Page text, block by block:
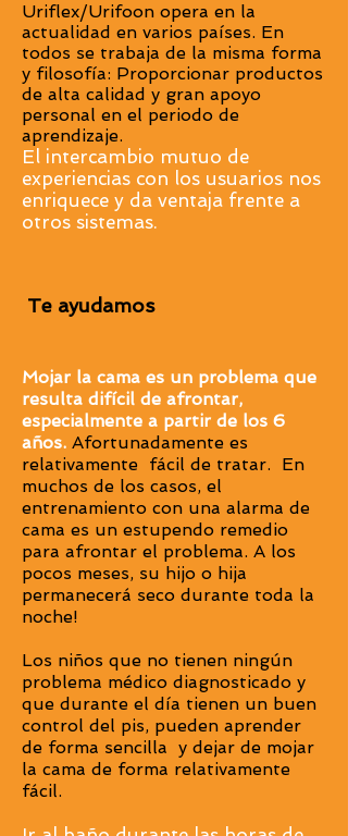
Uriflex/Urifoon opera en la
actualidad en varios países. En
todos se trabaja de la misma forma
y filosofía: Proporcionar productos
de alta calidad y gran apoyo
personal en el periodo de
aprendizaje.
El intercambio mutuo de
experiencias con los usuarios nos
enriquece y da ventaja frente a
otros sistemas.
Te ayudamos
Mojar la cama es un problema que
resulta difícil de afrontar,
especialmente a partir de los 6
años. Afortunadamente es
relativamente fácil de tratar. En
muchos de los casos, el
entrenamiento con una alarma de
cama es un estupendo remedio
para afrontar el problema. A los
pocos meses, su hijo o hija
permanecerá seco durante toda la
noche!
Los niños que no tienen ningún
problema médico diagnosticado y
que durante el día tienen un buen
control del pis, pueden aprender
de forma sencilla y dejar de mojar
la cama de forma relativamente
fácil.